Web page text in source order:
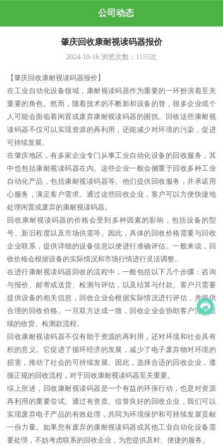
公司动态
肇庆回收康耐视读码器报价
2024-10-16 浏览次数： 1155次
【肇庆回收康耐视读码器报价】
在工业自动化设备领域，康耐视读码器作为重要的一环扮演着至关
重要的角色。然而，随着技术的不断新和设备的替，很多企业或个
人可能会面临着闲置或废弃康耐视读码器的困扰。回收这些康耐视
读码器不仅可以实现资源的再利用，还能减少对环境的污染，促进
可持续发展。
在肇庆地区，有多家企业专门从事工业自动化设备的回收服务，其
中也包括康耐视读码器在内。这些企业一般会侧重于回收多种工业
自动化产品，包括康耐视读码器等。他们提供回收服务，并承诺用
心服务，满足客户需求。通过这些回收企业，客户可以方便快捷地
处理闲置或废弃的康耐视读码器。
回收康耐视读码器的价格会受到多种因素的影响，包括设备的型
号、新旧程度以及市场供需等。因此，具体的回收价格需要与回收
企业联系，提供详细的设备信息以便进行准确评估。一般来说，回
收价格会根据设备的实际情况和市场行情进行灵活调整。
在进行康耐视读码器回收的流程中，一般包括以下几个步骤：咨询
与报价、邮寄或送货、检测与评估，以及结算与付款。客户只需要
提供设备的相关信息，回收企业会根据实际情况进行评估，并提供
合理的回收价格。一旦双方达成一致，回收企业会协助客户完成后
续的收货、检测款流程。
回收康耐视读码器不仅有助于资源的再利用，还对环境和社会具有
积的意义。它促进了循环经济的发展，减少了电子废弃物对环境的
损害，推动了社会的可持续发展。因此，选择合适的回收企业，遵
循正规的回收流程，对于回收康耐视读码器至关重要。
综上所述，回收康耐视读码器是一个有益的环保行动，也是对资源
再利用的重要尝试。通过有资质、信誉良好的回收企业，我们可以
实现废弃电子产品的有效处理，共同为环境保护和可持续发展贡献
一份力量。如果您有废弃的康耐视读码器或其他工业自动化设备需
要处理，不妨考虑联系的回收企业，为您提供及时、便捷的服务。